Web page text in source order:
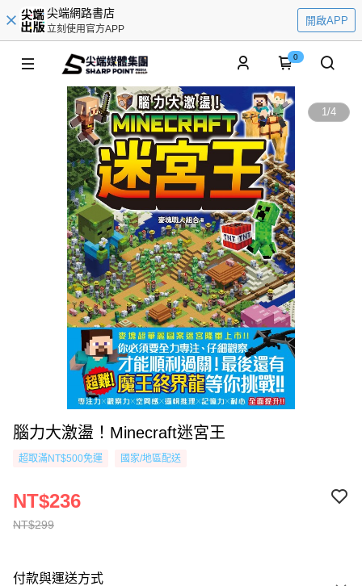
尖端網路書店
立刻使用官方APP
開啟APP
0
1/4
腦力大激盪！Minecraft迷宮王
超取滿NT$500免運 國家/地區配送
NT$299
NT$236
付款與運送方式